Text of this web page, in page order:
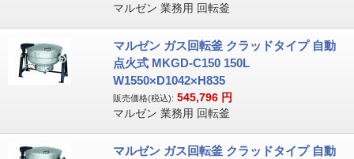
マルゼン 業務用 回転釜
マルゼン ガス回転釜 クラッドタイプ 自動
点火式 MKGD-C150 150L
W1550×D1042×H835
販売価格(税込): 545,796 円
マルゼン 業務用 回転釜
マルゼン ガス回転釜 クラッドタイプ 自動